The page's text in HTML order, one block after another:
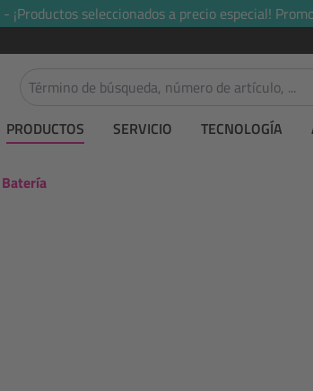
- ¡Productos seleccionados a precio especial!
PRODUCTOS SERVICIO TECNOLOGÍA
Batería